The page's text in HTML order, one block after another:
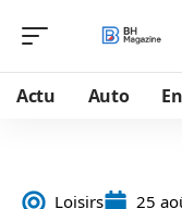
Actu Auto
Loisirs 25